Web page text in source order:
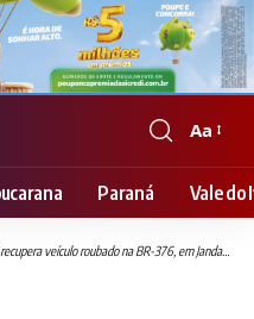
Font
Resizer
Aa
Paraná Vale do
veículo roubado na BR-376, em Jandaia do Sul (PR)